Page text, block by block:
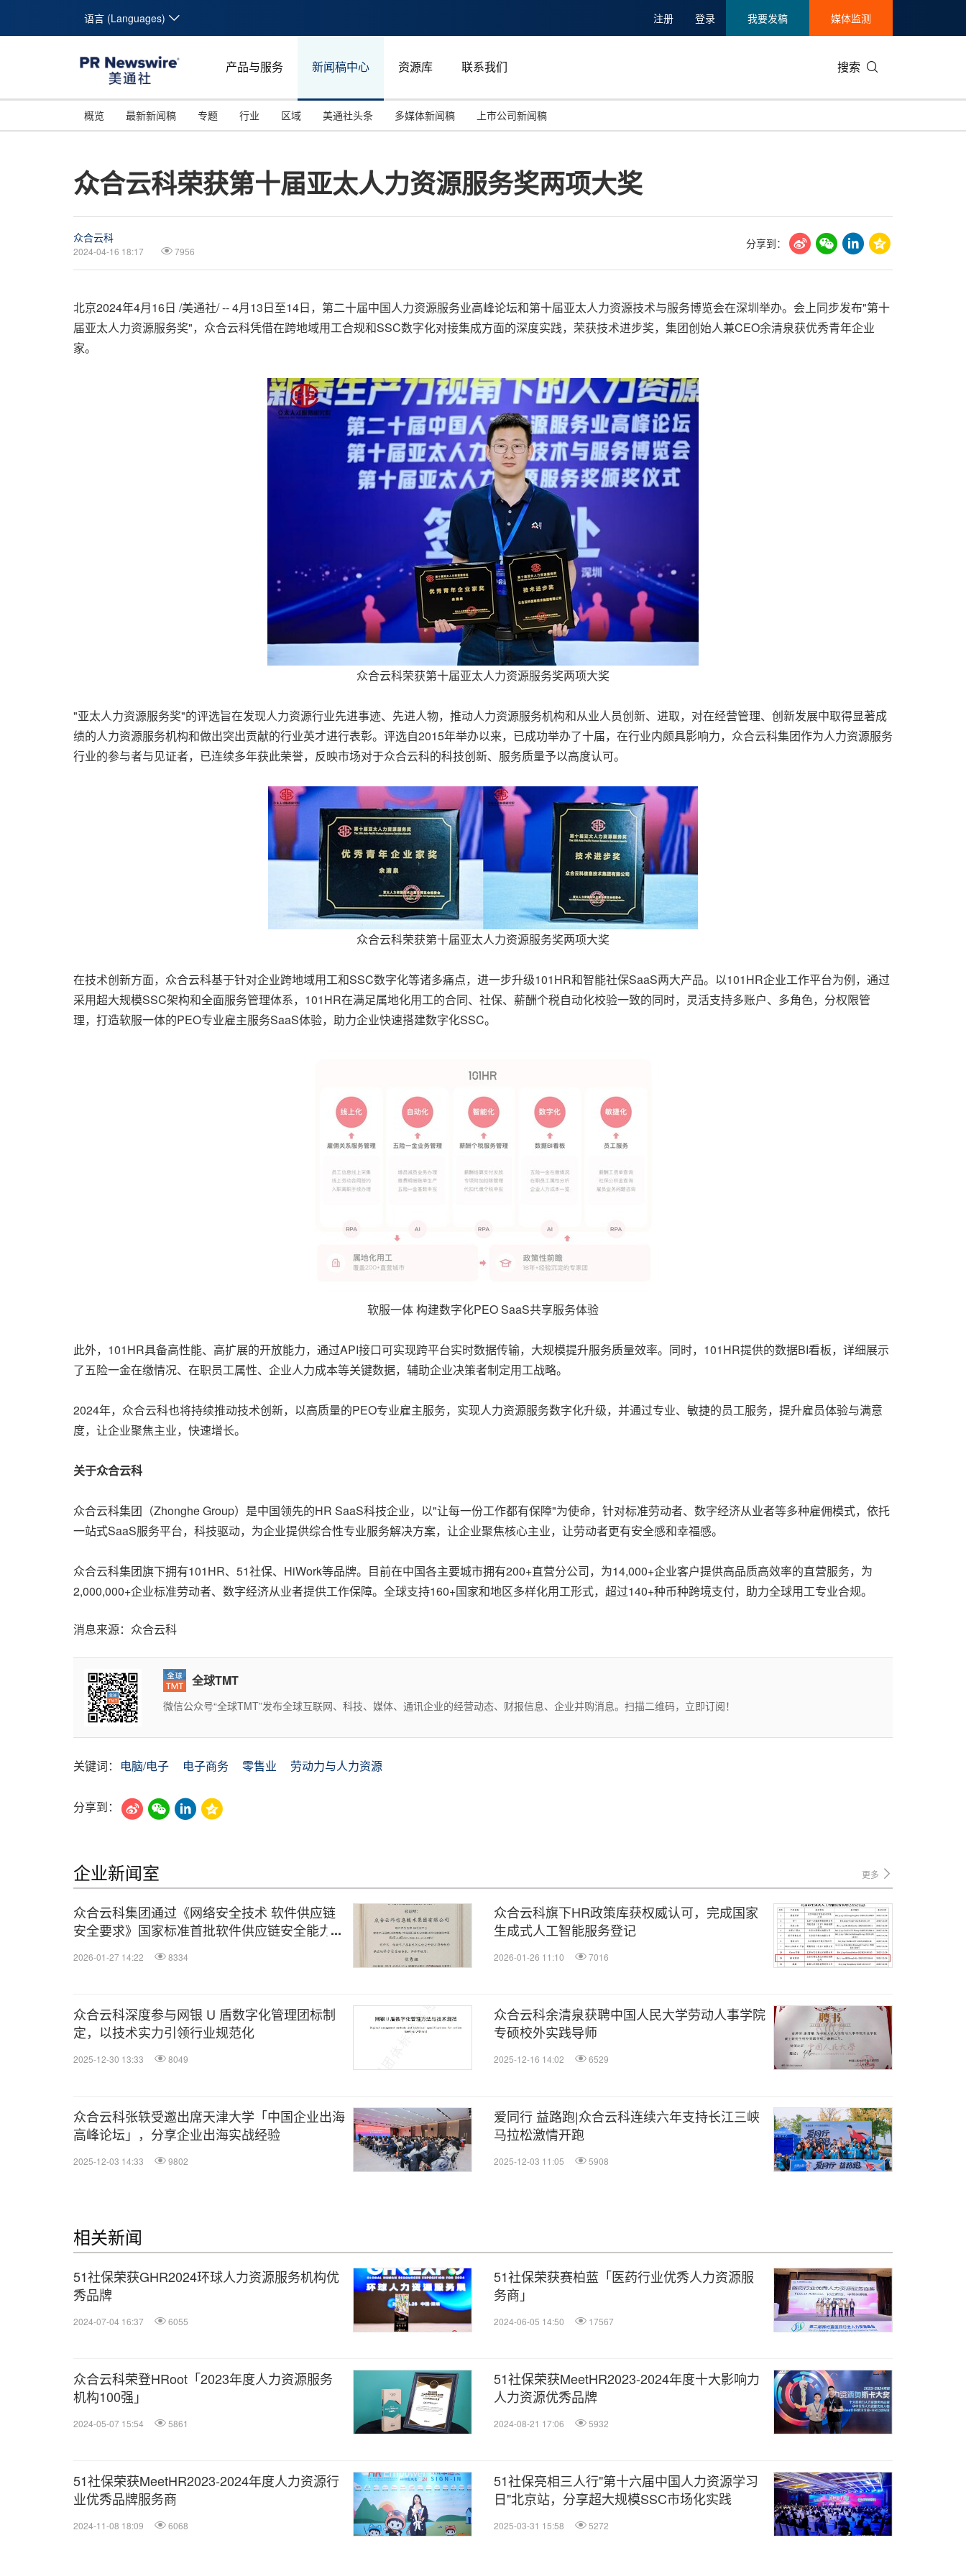
语言 (Languages) 注册 登录 我要发稿 媒体监测
产品与服务 新闻稿中心 资源库 联系我们 搜索
概览 最新新闻稿 专题
投资并购
美国临床肿瘤学会(ASCO)
行业
能源化工与环保
区域
马来西亚
美通社头条 多媒体新闻稿 上市公司新闻稿
众合云科荣获第十届亚太人力资源服务奖两项大奖
众合云科
2024-04-16 18:17 7956
分享到：
北京2024年4月16日 /美通社/ -- 4月13日至14日，第二十届中国人力资源服务业高峰论坛和第十届亚太人力资源技术与服务博览会在深圳举办。会上同步发布"第十
届亚太人力资源服务奖"，众合云科凭借在跨地域用工合规和SSC数字化对接集成方面的深度实践，荣获技术进步奖，集团创始人兼CEO余清泉获优秀青年企业
家。
众合云科荣获第十届亚太人力资源服务奖两项大奖
"亚太人力资源服务奖"的评选旨在发现人力资源行业先进事迹、先进人物，推动人力资源服务机构和从业人员创新、进取，对在经营管理、创新发展中取得显著成
绩的人力资源服务机构和做出突出贡献的行业英才进行表彰。评选自2015年举办以来，已成功举办了十届，在行业内颇具影响力，众合云科集团作为人力资源服务
行业的参与者与见证者，已连续多年获此荣誉，反映市场对于众合云科的科技创新、服务质量予以高度认可。
众合云科荣获第十届亚太人力资源服务奖两项大奖
在技术创新方面，众合云科基于针对企业跨地域用工和SSC数字化等诸多痛点，进一步升级101HR和智能社保SaaS两大产品。以101HR企业工作平台为例，通过
采用超大规模SSC架构和全面服务管理体系，101HR在满足属地化用工的合同、社保、薪酬个税自动化校验一致的同时，灵活支持多账户、多角色，分权限管
理，打造软服一体的PEO专业雇主服务SaaS体验，助力企业快速搭建数字化SSC。
软服一体 构建数字化PEO SaaS共享服务体验
此外，101HR具备高性能、高扩展的开放能力，通过API接口可实现跨平台实时数据传输，大规模提升服务质量效率。同时，101HR提供的数据BI看板，详细展示
了五险一金在缴情况、在职员工属性、企业人力成本等关键数据，辅助企业决策者制定用工战略。
2024年，众合云科也将持续推动技术创新，以高质量的PEO专业雇主服务，实现人力资源服务数字化升级，并通过专业、敏捷的员工服务，提升雇员体验与满意
度，让企业聚焦主业，快速增长。
关于众合云科
众合云科集团（Zhonghe Group）是中国领先的HR SaaS科技企业，以"让每一份工作都有保障"为使命，针对标准劳动者、数字经济从业者等多种雇佣模式，依托
一站式SaaS服务平台，科技驱动，为企业提供综合性专业服务解决方案，让企业聚焦核心主业，让劳动者更有安全感和幸福感。
众合云科集团旗下拥有101HR、51社保、HiWork等品牌。目前在中国各主要城市拥有200+直营分公司，为14,000+企业客户提供高品质高效率的直营服务，为
2,000,000+企业标准劳动者、数字经济从业者提供工作保障。全球支持160+国家和地区多样化用工形式，超过140+种币种跨境支付，助力全球用工专业合规。
消息来源：众合云科
全球TMT
微信公众号“全球TMT”发布全球互联网、科技、媒体、通讯企业的经营动态、财报信息、企业并购消息。扫描二维码，立即订阅！
关键词： 电脑/电子 电子商务 零售业 劳动力与人力资源
分享到：
企业新闻室 更多
众合云科集团通过《网络安全技术 软件供应链
安全要求》国家标准首批软件供应链安全能力评
2026-01-27 14:22 8334
众合云科旗下HR政策库获权威认可，完成国家
生成式人工智能服务登记
2026-01-26 11:10 7016
众合云科深度参与网银 U 盾数字化管理团标制
定，以技术实力引领行业规范化
2025-12-30 13:33 8049
众合云科余清泉获聘中国人民大学劳动人事学院
专硕校外实践导师
2025-12-16 14:02 6529
众合云科张轶受邀出席天津大学「中国企业出海
高峰论坛」，分享企业出海实战经验
2025-12-03 14:33 9802
爱同行 益路跑|众合云科连续六年支持长江三峡
马拉松激情开跑
2025-12-03 11:05 5908
相关新闻
51社保荣获GHR2024环球人力资源服务机构优
秀品牌
2024-07-04 16:37 6055
51社保荣获赛柏蓝「医药行业优秀人力资源服
务商」
2024-06-05 14:50 17567
众合云科荣登HRoot「2023年度人力资源服务
机构100强」
2024-05-07 15:54 5861
51社保荣获MeetHR2023-2024年度十大影响力
人力资源优秀品牌
2024-08-21 17:06 5932
51社保荣获MeetHR2023-2024年度人力资源行
业优秀品牌服务商
2024-11-08 18:09 6068
51社保亮相三人行"第十六届中国人力资源学习
日"北京站，分享超大规模SSC市场化实践
2025-03-31 15:58 5272